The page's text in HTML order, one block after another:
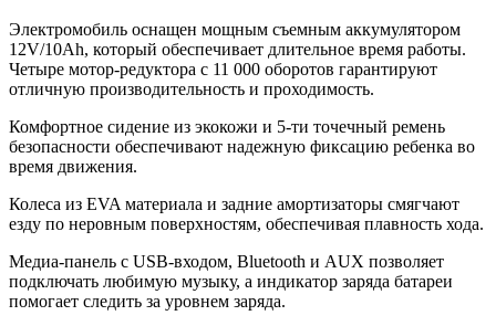
Электромобиль оснащен мощным съемным аккумулятором
12V/10Ah, который обеспечивает длительное время работы.
Четыре мотор-редуктора с 11 000 оборотов гарантируют
отличную производительность и проходимость.
Комфортное сидение из экокожи и 5-ти точечный ремень
безопасности обеспечивают надежную фиксацию ребенка во
время движения.
Колеса из EVA материала и задние амортизаторы смягчают
езду по неровным поверхностям, обеспечивая плавность хода.
Медиа-панель с USB-входом, Bluetooth и AUX позволяет
подключать любимую музыку, а индикатор заряда батареи
помогает следить за уровнем заряда.